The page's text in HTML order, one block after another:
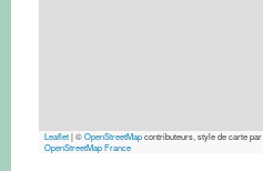
Leaflet|©OpenStreetMapcontributeurs, style de carte par
OpenStreetMap France